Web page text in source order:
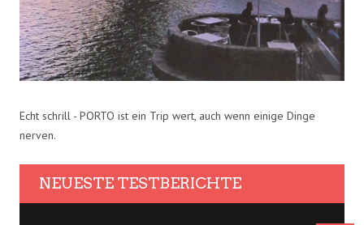
Echt schrill - PORTO ist ein Trip wert, auch wenn einige Dinge
nerven.
NEUESTE TESTBERICHTE